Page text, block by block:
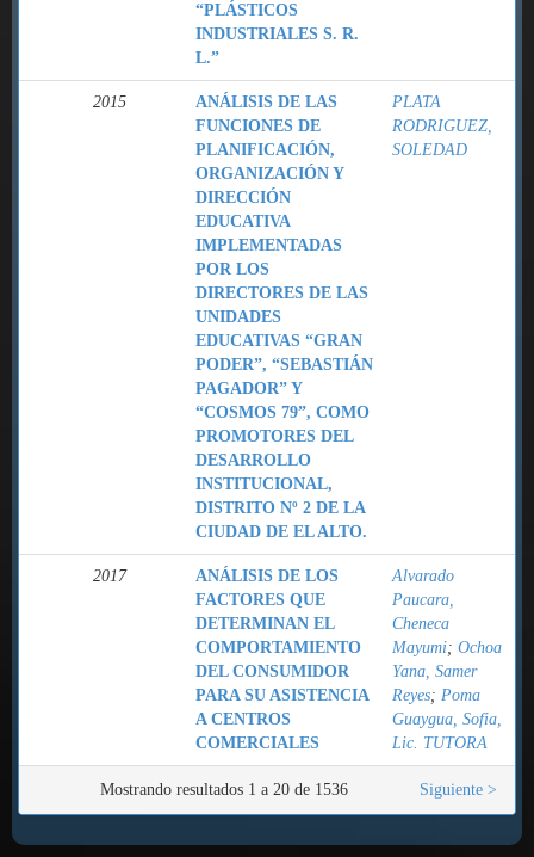
“PLÁSTICOS
INDUSTRIALES S. R.
L.”
2015
ANÁLISIS DE LAS
FUNCIONES DE
PLANIFICACIÓN,
ORGANIZACIÓN Y
DIRECCIÓN
EDUCATIVA
IMPLEMENTADAS
POR LOS
DIRECTORES DE LAS
UNIDADES
EDUCATIVAS “GRAN
PODER”, “SEBASTIÁN
PAGADOR” Y
“COSMOS 79”, COMO
PROMOTORES DEL
DESARROLLO
INSTITUCIONAL,
DISTRITO Nº 2 DE LA
CIUDAD DE EL ALTO.
PLATA
RODRIGUEZ,
SOLEDAD
2017
ANÁLISIS DE LOS
FACTORES QUE
DETERMINAN EL
COMPORTAMIENTO
DEL CONSUMIDOR
PARA SU ASISTENCIA
A CENTROS
COMERCIALES
Alvarado
Paucara,
Cheneca
Mayumi; Ochoa
Yana, Samer
Reyes; Poma
Guaygua, Sofia,
Lic. TUTORA
Mostrando resultados 1 a 20 de 1536 Siguiente >